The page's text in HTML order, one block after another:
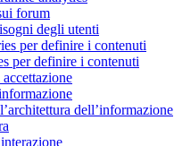
forum
degli utenti
per definire i contenuti
per definire i contenuti
dell’informazione